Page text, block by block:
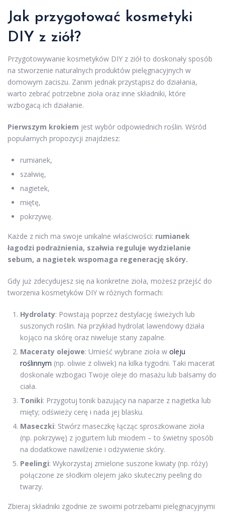
Jak przygotować kosmetyki
DIY z ziół?
Przygotowywanie kosmetyków DIY z ziół to doskonały sposób
na stworzenie naturalnych produktów pielęgnacyjnych w
domowym zaciszu. Zanim jednak przystąpisz do działania,
warto zebrać potrzebne zioła oraz inne składniki, które
wzbogacą ich działanie.
Pierwszym krokiem jest wybór odpowiednich roślin. Wśród
popularnych propozycji znajdziesz:
rumianek,
szałwię,
nagietek,
miętę,
pokrzywę.
Każde z nich ma swoje unikalne właściwości: rumianek
łagodzi podrażnienia, szałwia reguluje wydzielanie
sebum, a nagietek wspomaga regenerację skóry.
Gdy już zdecydujesz się na konkretne zioła, możesz przejść do
tworzenia kosmetyków DIY w różnych formach:
Hydrolaty: Powstają poprzez destylację świeżych lub
suszonych roślin. Na przykład hydrolat lawendowy działa
kojąco na skórę oraz niweluje stany zapalne.
Maceraty olejowe: Umieść wybrane zioła w oleju
roślinnym (np. oliwie z oliwek) na kilka tygodni. Taki macerat
doskonale wzbogaci Twoje oleje do masażu lub balsamy do
ciała.
Toniki: Przygotuj tonik bazujący na naparze z nagietka lub
mięty; odświeży cerę i nada jej blasku.
Maseczki: Stwórz maseczkę łącząc sproszkowane zioła
(np. pokrzywę) z jogurtem lub miodem – to świetny sposób
na dodatkowe nawilżenie i odżywienie skóry.
Peelingi: Wykorzystaj zmielone suszone kwiaty (np. róży)
połączone ze słodkim olejem jako skuteczny peeling do
twarzy.
Zbieraj składniki zgodnie ze swoimi potrzebami pielęgnacyjnymi